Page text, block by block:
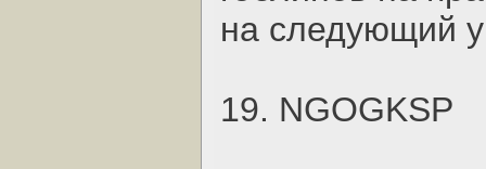
на следующий
19. NGOGKSP